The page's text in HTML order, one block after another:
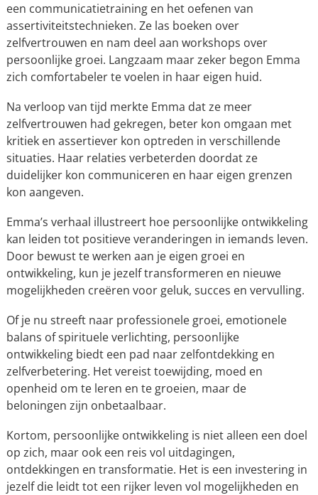
een communicatietraining en het oefenen van
assertiviteitstechnieken. Ze las boeken over
zelfvertrouwen en nam deel aan workshops over
persoonlijke groei. Langzaam maar zeker begon Emma
zich comfortabeler te voelen in haar eigen huid.
Na verloop van tijd merkte Emma dat ze meer
zelfvertrouwen had gekregen, beter kon omgaan met
kritiek en assertiever kon optreden in verschillende
situaties. Haar relaties verbeterden doordat ze
duidelijker kon communiceren en haar eigen grenzen
kon aangeven.
Emma’s verhaal illustreert hoe persoonlijke ontwikkeling
kan leiden tot positieve veranderingen in iemands leven.
Door bewust te werken aan je eigen groei en
ontwikkeling, kun je jezelf transformeren en nieuwe
mogelijkheden creëren voor geluk, succes en vervulling.
Of je nu streeft naar professionele groei, emotionele
balans of spirituele verlichting, persoonlijke
ontwikkeling biedt een pad naar zelfontdekking en
zelfverbetering. Het vereist toewijding, moed en
openheid om te leren en te groeien, maar de
beloningen zijn onbetaalbaar.
Kortom, persoonlijke ontwikkeling is niet alleen een doel
op zich, maar ook een reis vol uitdagingen,
ontdekkingen en transformatie. Het is een investering in
jezelf die leidt tot een rijker leven vol mogelijkheden en